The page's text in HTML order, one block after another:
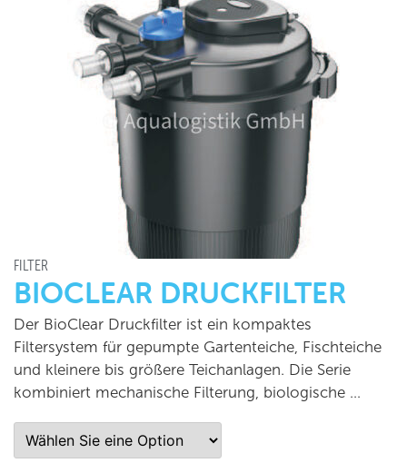
FILTER
BIOCLEAR DRUCKFILTER
Der BioClear Druckfilter ist ein kompaktes
Filtersystem für gepumpte Gartenteiche, Fischteiche
und kleinere bis größere Teichanlagen. Die Serie
kombiniert mechanische Filterung, biologische …